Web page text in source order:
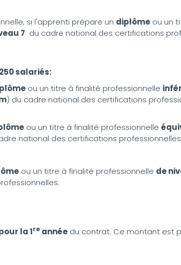
si l'apprenti prépare un diplôme ou un
7 du cadre national des certifications
salariés:
ou un titre à finalité professionnelle
) du cadre national des certifications
ou un titre à finalité professionnelle
national des certifications
ou un titre à finalité professionnelle de
la 1re année du contrat. Ce montant est